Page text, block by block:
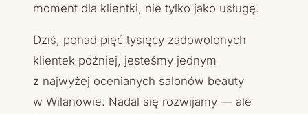
moment dla klientki, nie tylko jako usługę.
Dziś, ponad pięć tysięcy zadowolonych
klientek później, jesteśmy jednym
z najwyżej ocenianych salonów beauty
w Wilanowie. Nadal się rozwijamy — ale